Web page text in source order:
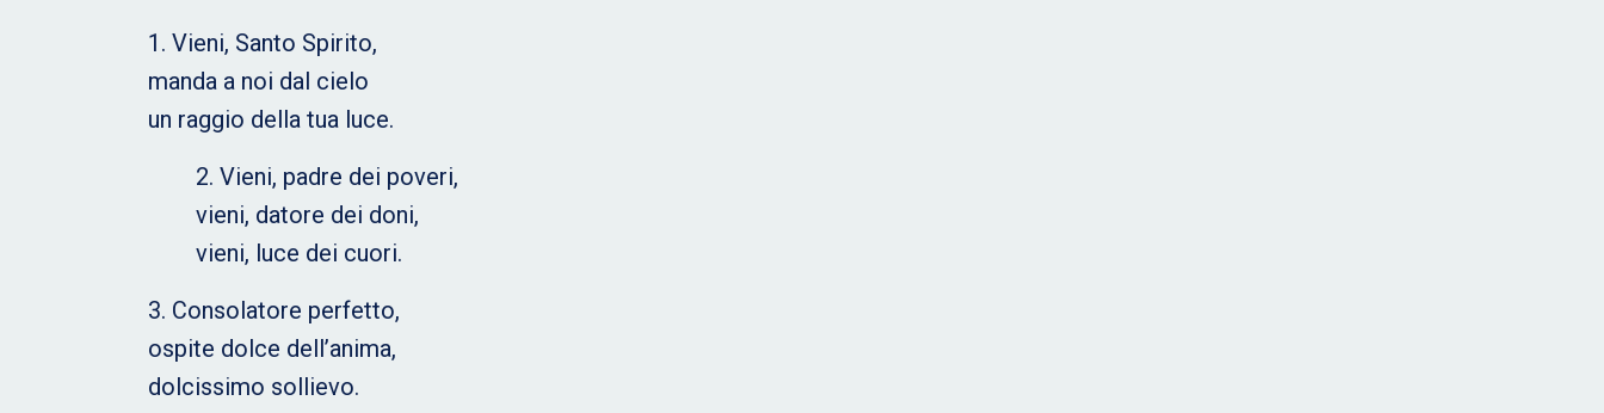
1. Vieni, Santo Spirito,
manda a noi dal cielo
un raggio della tua luce.
2. Vieni, padre dei poveri,
vieni, datore dei doni,
vieni, luce dei cuori.
3. Consolatore perfetto,
ospite dolce dell’anima,
dolcissimo sollievo.